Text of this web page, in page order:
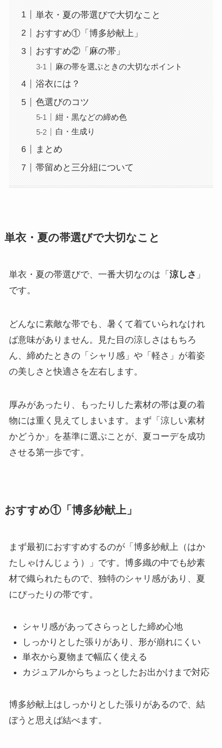
単衣・夏の帯選びで大切なこと
おすすめ①「博多紗献上」
おすすめ②「麻の帯」
麻の帯を選ぶときの大切なポイント
浴衣には？
色選びのコツ
紺・黒などの締め色
白・生成り
まとめ
帯留めと三分紐について
単衣・夏の帯選びで大切なこと
単衣・夏の帯選びで、一番大切なのは「 涼しさ 」
です。
どんなに素敵な帯でも、暑くて着ていられなけれ
ば意味がありません。見た目の涼しさはもちろ
ん、締めたときの「シャリ感」や「軽さ」が着姿
の美しさと快適さを左右します。
厚みがあったり、もったりした素材の帯は夏の着
物には重く見えてしまいます。まず「涼しい素材
かどうか」を基準に選ぶことが、夏コーデを成功
させる第一歩です。
おすすめ①「博多紗献上」
まず最初におすすめするのが「博多紗献上（はか
たしゃけんじょう）」です。博多織の中でも紗素
材で織られたもので、独特のシャリ感があり、夏
にぴったりの帯です。
シャリ感があってさらっとした締め心地
しっかりとした張りがあり、形が崩れにくい
単衣から夏物まで幅広く使える
カジュアルからちょっとしたお出かけまで対応
博多紗献上はしっかりとした張りがあるので、結
ぼうと思えば結べます。